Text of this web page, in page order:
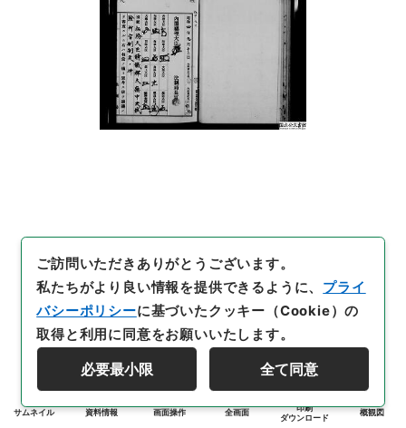
サムネイル 資料情報 画面操作 全画面
印刷
ダウンロード
概観図
ご訪問いただきありがとうございます。
私たちがより良い情報を提供できるように、 プライ
バシーポリシーに基づいたクッキー（Cookie）の
取得と利用に同意をお願いいたします。
必要最小限 全て同意